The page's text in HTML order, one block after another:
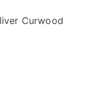
Curwood